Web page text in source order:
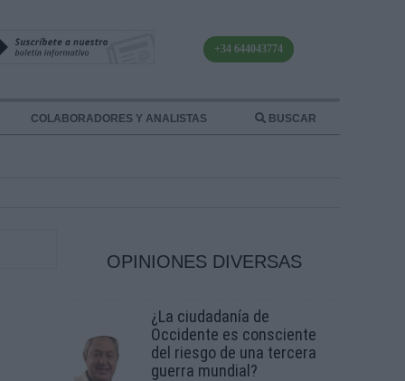
+34 644043774
COLABORADORES Y ANALISTAS BUSCAR
OPINIONES DIVERSAS
¿La ciudadanía de
Occidente es consciente
del riesgo de una tercera
guerra mundial?